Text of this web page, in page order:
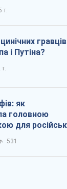
т.
і Путіна?
як
головною
для
531